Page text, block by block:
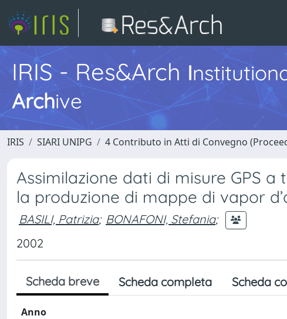
IRIS - Res&Arch I
Archive
IRIS SIARI UNIPG 4 Contributo in Atti di Convegno
Assimilazione dati di misure GPS
la produzione di mappe di vapor
BASILI, Patrizia; BONAFONI, Stefania;
2002
Scheda breve Scheda completa Scheda
Anno